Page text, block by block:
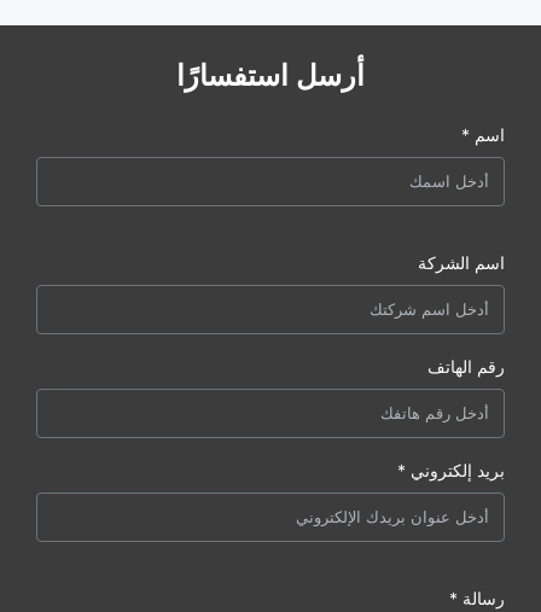
أرسل استفسارًا
اسم *
اسم الشركة
رقم الهاتف
بريد إلكتروني *
رسالة *